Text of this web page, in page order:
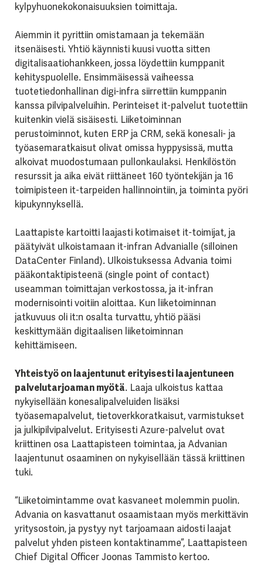
kylpyhuonekokonaisuuksien toimittaja.
Aiemmin it pyrittiin omistamaan ja tekemään
itsenäisesti. Yhtiö käynnisti kuusi vuotta sitten
digitalisaatiohankkeen, jossa löydettiin kumppanit
kehityspuolelle. Ensimmäisessä vaiheessa
tuotetiedonhallinan digi-infra siirrettiin kumppanin
kanssa pilvipalveluihin. Perinteiset it-palvelut tuotettiin
kuitenkin vielä sisäisesti. Liiketoiminnan
perustoiminnot, kuten ERP ja CRM, sekä konesali- ja
työasemaratkaisut olivat omissa hyppysissä, mutta
alkoivat muodostumaan pullonkaulaksi. Henkilöstön
resurssit ja aika eivät riittäneet 160 työntekijän ja 16
toimipisteen it-tarpeiden hallinnointiin, ja toiminta pyöri
kipukynnyksellä.
Laattapiste kartoitti laajasti kotimaiset it-toimijat, ja
päätyivät ulkoistamaan it-infran Advanialle (silloinen
DataCenter Finland). Ulkoistuksessa Advania toimi
pääkontaktipisteenä (single point of contact)
useamman toimittajan verkostossa, ja it-infran
modernisointi voitiin aloittaa. Kun liiketoiminnan
jatkuvuus oli it:n osalta turvattu, yhtiö pääsi
keskittymään digitaalisen liiketoiminnan
kehittämiseen.
Yhteistyö on laajentunut erityisesti laajentuneen
palvelutarjoaman myötä. Laaja ulkoistus kattaa
nykyisellään konesalipalveluiden lisäksi
työasemapalvelut, tietoverkkoratkaisut, varmistukset
ja julkipilvipalvelut. Erityisesti Azure-palvelut ovat
kriittinen osa Laattapisteen toimintaa, ja Advanian
laajentunut osaaminen on nykyisellään tässä kriittinen
tuki.
“Liiketoimintamme ovat kasvaneet molemmin puolin.
Advania on kasvattanut osaamistaan myös merkittävin
yritysostoin, ja pystyy nyt tarjoamaan aidosti laajat
palvelut yhden pisteen kontaktinamme”, Laattapisteen
Chief Digital Officer Joonas Tammisto kertoo.